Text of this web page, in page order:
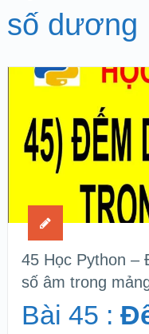
số dương
45 Học Python –
số âm trong
Bài 45 :